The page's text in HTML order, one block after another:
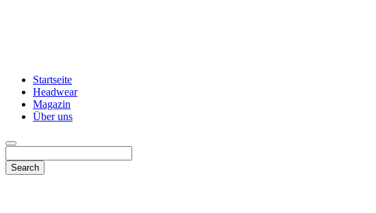
Startseite
Headwear
Magazin
Über uns